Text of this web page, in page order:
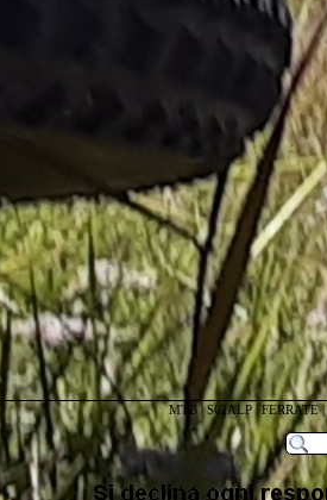
MTB|SCIALP|FERRATE